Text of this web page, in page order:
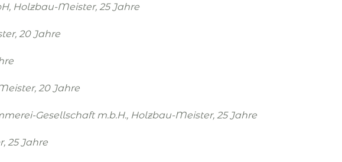
, Holzbau-Meister, 25 Jahre
, 20 Jahre
, 20 Jahre
Gesellschaft m.b.H., Holzbau-Meister, 25 Jahre
, 25 Jahre